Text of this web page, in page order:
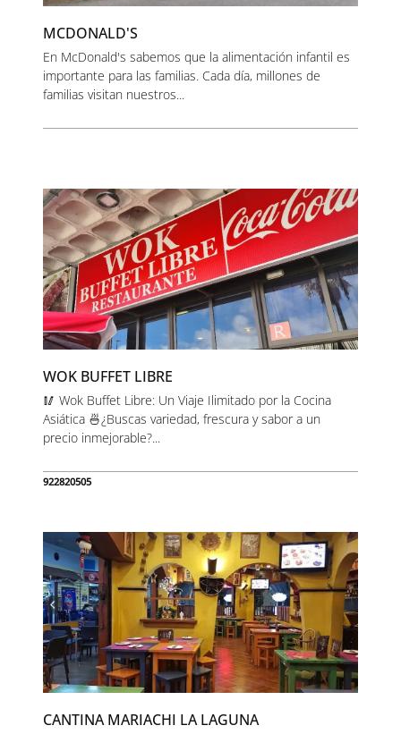
MCDONALD'S
En McDonald's sabemos que la alimentación infantil es
importante para las familias. Cada día, millones de
familias visitan nuestros...
WOK BUFFET LIBRE
🥢 Wok Buffet Libre: Un Viaje Ilimitado por la Cocina
Asiática 🍜¿Buscas variedad, frescura y sabor a un
precio inmejorable?...
922820505
CANTINA MARIACHI LA LAGUNA